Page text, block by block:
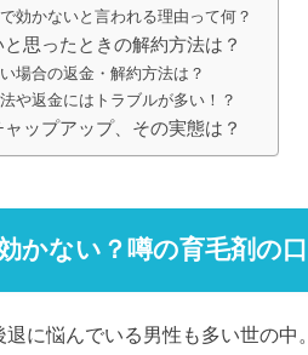
効かないと言われる理由って何？
思ったときの解約方法は？
場合の返金・解約方法は？
や返金にはトラブルが多い！？
ップアップ、その実態は？
かない？噂の育毛剤の
に悩んでいる男性も多い世の中